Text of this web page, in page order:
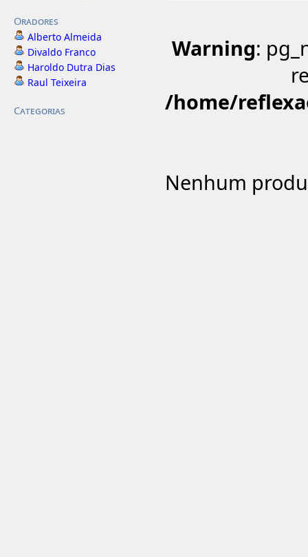
Oradores
Alberto Almeida
Divaldo Franco
Haroldo Dutra Dias
Raul Teixeira
Categorias
Warning:
/home/
Nenhum